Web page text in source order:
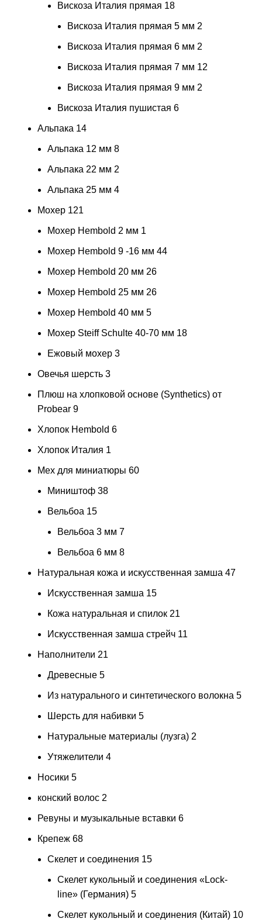
Вискоза Италия прямая 18
Вискоза Италия прямая 5 мм 2
Вискоза Италия прямая 6 мм 2
Вискоза Италия прямая 7 мм 12
Вискоза Италия прямая 9 мм 2
Вискоза Италия пушистая 6
Альпака 14
Альпака 12 мм 8
Альпака 22 мм 2
Альпака 25 мм 4
Мохер 121
Мохер Hembold 2 мм 1
Мохер Hembold 9 -16 мм 44
Мохер Hembold 20 мм 26
Мохер Hembold 25 мм 26
Мохер Hembold 40 мм 5
Мохер Steiff Schulte 40-70 мм 18
Ежовый мохер 3
Овечья шерсть 3
Плюш на хлопковой основе (Synthetics) от
Probear 9
Хлопок Hembold 6
Хлопок Италия 1
Мех для миниатюры 60
Миништоф 38
Вельбоа 15
Вельбоа 3 мм 7
Вельбоа 6 мм 8
Натуральная кожа и искусственная замша 47
Искусственная замша 15
Кожа натуральная и спилок 21
Искусственная замша стрейч 11
Наполнители 21
Древесные 5
Из натурального и синтетического волокна 5
Шерсть для набивки 5
Натуральные материалы (лузга) 2
Утяжелители 4
Носики 5
конский волос 2
Ревуны и музыкальные вставки 6
Крепеж 68
Скелет и соединения 15
Скелет кукольный и соединения «Lock-
line» (Германия) 5
Скелет кукольный и соединения (Китай) 10